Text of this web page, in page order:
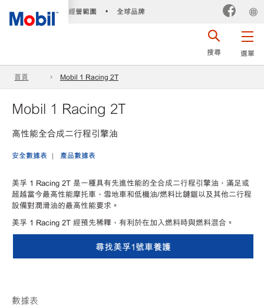
經營範圍 • 全球品牌
選單
搜尋
首頁 Mobil 1 Racing 2T
Mobil 1 Racing 2T
高性能全合成二行程引擎油
安全數據表 產品數據表
美孚 1 Racing 2T 是一種具有先進性能的全合成二行程引擎油，滿足或
超越當今最高性能摩托車、雪地車和低機油/燃料比鏈鋸以及其他二行程
設備對潤滑油的最高性能要求。
美孚 1 Racing 2T 經預先稀釋，有利於在加入燃料時與燃料混合。
尋找美孚1號車養護
數據表